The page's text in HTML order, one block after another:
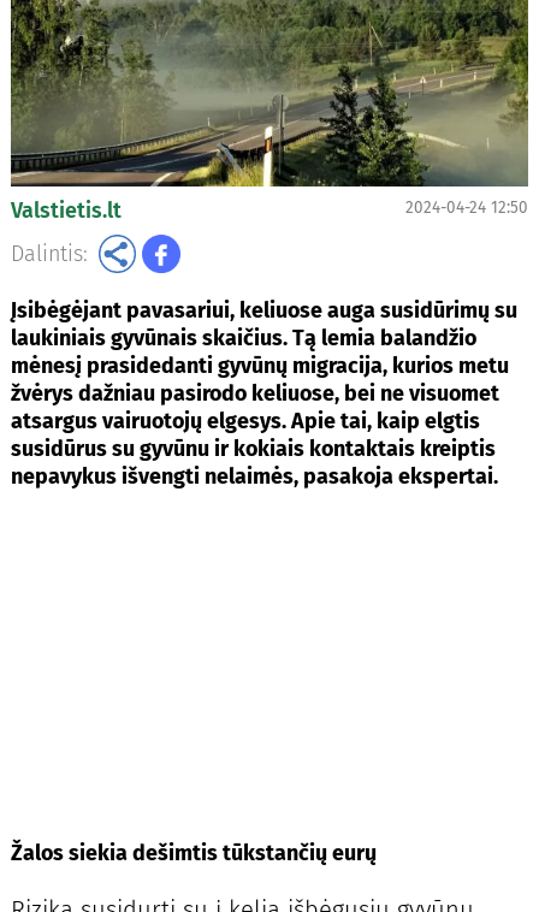
Valstietis.lt 2024-04-24 12:50
Dalintis:
Įsibėgėjant pavasariui, keliuose auga susidūrimų su
laukiniais gyvūnais skaičius. Tą lemia balandžio
mėnesį prasidedanti gyvūnų migracija, kurios metu
žvėrys dažniau pasirodo keliuose, bei ne visuomet
atsargus vairuotojų elgesys. Apie tai, kaip elgtis
susidūrus su gyvūnu ir kokiais kontaktais kreiptis
nepavykus išvengti nelaimės, pasakoja ekspertai.
Žalos siekia dešimtis tūkstančių eurų